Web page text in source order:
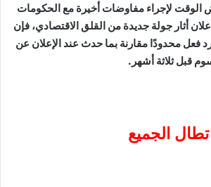
الوقت لإجراء مفاوضات أخيرة مع الحكومات
أثار جولة جديدة من القلق الاقتصادي، فإن
فعل محدودًا مقارنة بما حدث عند الإعلان عن
قبل ثلاثة أشهر.
الجميع